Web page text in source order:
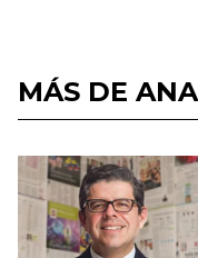
MÁS DE